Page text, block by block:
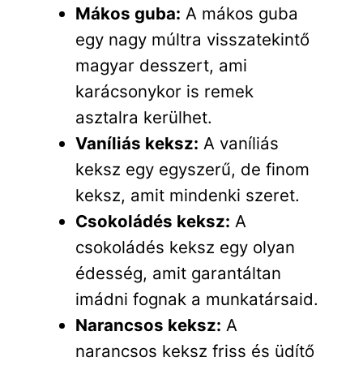
Mákos guba: A mákos guba
egy nagy múltra visszatekintő
magyar desszert, ami
karácsonykor is remek
asztalra kerülhet.
Vaníliás keksz: A vaníliás
keksz egy egyszerű, de finom
keksz, amit mindenki szeret.
Csokoládés keksz: A
csokoládés keksz egy olyan
édesség, amit garantáltan
imádni fognak a munkatársaid.
Narancsos keksz: A
narancsos keksz friss és üdítő